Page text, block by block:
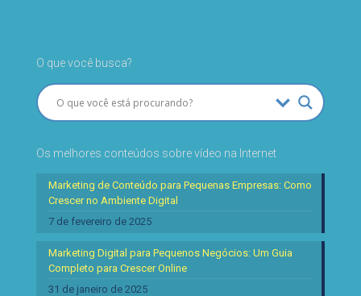
O que você busca?
Os melhores conteúdos sobre vídeo na Internet
Marketing de Conteúdo para Pequenas Empresas: Como
Crescer no Ambiente Digital
7 de fevereiro de 2025
Marketing Digital para Pequenos Negócios: Um Guia
Completo para Crescer Online
31 de janeiro de 2025